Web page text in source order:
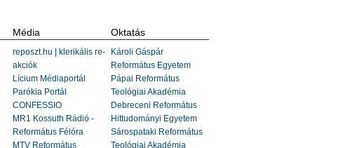
Média
reposzt.hu | klerikális re-
akciók
Lícium Médiaportál
Parókia Portál
CONFESSIO
MR1 Kossuth Rádió -
Református Félóra
MTV Református
Oktatás
Károli Gáspár
Református Egyetem
Pápai Református
Teológiai Akadémia
Debreceni Református
Hittudományi Egyetem
Sárospataki Református
Teológiai Akadémia